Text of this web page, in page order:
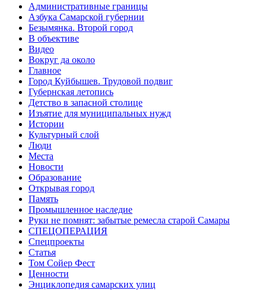
Административные границы
Азбука Самарской губернии
Безымянка. Второй город
В объективе
Видео
Вокруг да около
Главное
Город Куйбышев. Трудовой подвиг
Губернская летопись
Детство в запасной столице
Изъятие для муниципальных нужд
Истории
Культурный слой
Люди
Места
Новости
Образование
Открывая город
Память
Промышленное наследие
Руки не помнят: забытые ремесла старой Самары
СПЕЦОПЕРАЦИЯ
Спецпроекты
Статья
Том Сойер Фест
Ценности
Энциклопедия самарских улиц